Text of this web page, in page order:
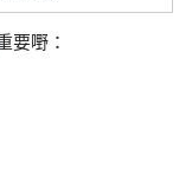
要嘢：